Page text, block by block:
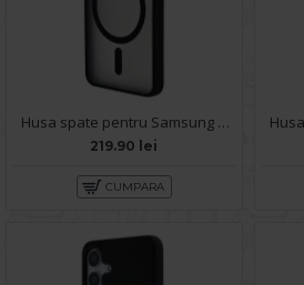
Husa spate pentru Samsung Galaxy S25 Berlia Matte Magsafe - Semitransparent/Negru
219.90 lei
CUMPARA